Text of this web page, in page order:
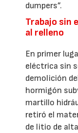
dumpers”.
Trabajo sin
al relleno
En primer
eléctrica sin
demolición
hormigón
martillo
retiró el
de litio de